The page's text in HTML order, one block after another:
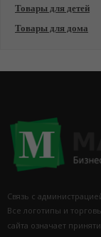
Товары для детей
Товары для дома
Связь с
Все логотипы и
сайта означает